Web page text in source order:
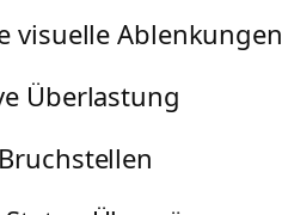
visuelle Ablenkungen
Überlastung